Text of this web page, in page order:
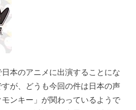
本のアニメに出演することにな
が、どうも今回の件は日本の声
ンキー」が関わっているようで